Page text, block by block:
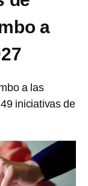
a
a las
iniciativas de